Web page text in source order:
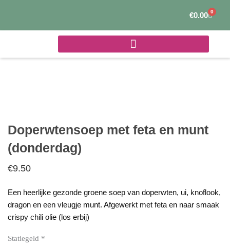
de
€0.00 0
Doperwtensoep met feta en munt
(donderdag)
€9.50
Een heerlijke gezonde groene soep van doperwten, ui, knoflook,
dragon en een vleugje munt. Afgewerkt met feta en naar smaak
crispy chili olie (los erbij)
Statiegeld *